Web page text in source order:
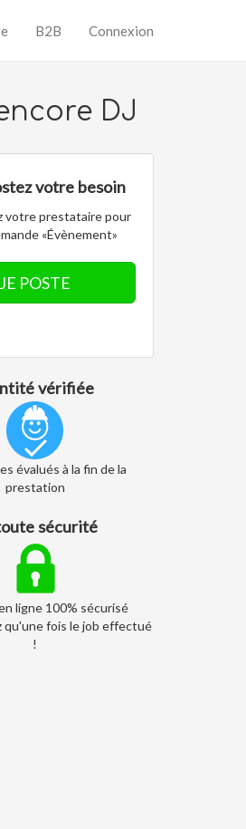
B2B Connexion
DJ
votre besoin
votre prestataire pour
«Évènement»
JE POSTE
vérifiée
évalués à la fin de la
prestation
sécurité
ligne 100% sécurisé
qu'une fois le job effectué
!